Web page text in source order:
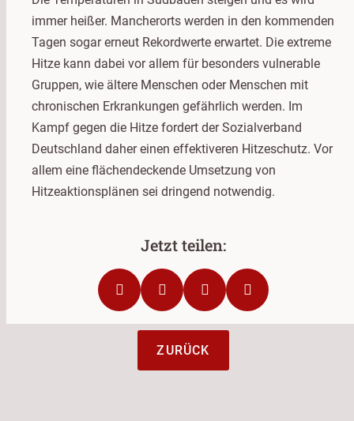
immer heißer. Mancherorts werden in den kommenden
Tagen sogar erneut Rekordwerte erwartet. Die extreme
Hitze kann dabei vor allem für besonders vulnerable
Gruppen, wie ältere Menschen oder Menschen mit
chronischen Erkrankungen gefährlich werden. Im
Kampf gegen die Hitze fordert der Sozialverband
Deutschland daher einen effektiveren Hitzeschutz. Vor
allem eine flächendeckende Umsetzung von
Hitzeaktionsplänen sei dringend notwendig.
ZURÜCK